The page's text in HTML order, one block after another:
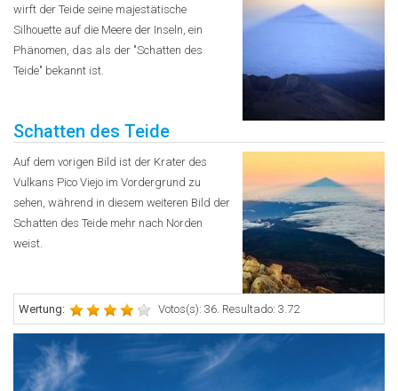
wirft der Teide seine majestätische
Silhouette auf die Meere der Inseln, ein
Phänomen, das als der "Schatten des
Teide" bekannt ist.
Schatten des Teide
Auf dem vorigen Bild ist der Krater des
Vulkans Pico Viejo im Vordergrund zu
sehen, während in diesem weiteren Bild der
Schatten des Teide mehr nach Norden
weist.
Wertung: Votos(s): 36. Resultado: 3.72